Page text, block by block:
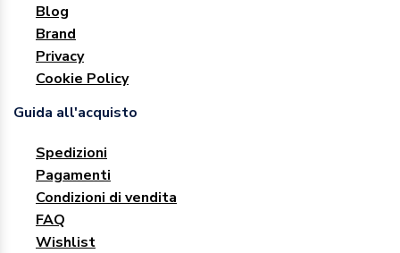
Blog
Brand
Privacy
Cookie Policy
Guida all'acquisto
Spedizioni
Pagamenti
Condizioni di vendita
FAQ
Wishlist